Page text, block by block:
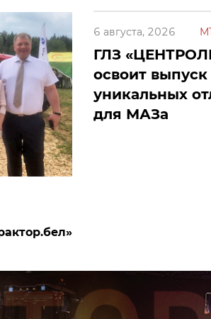
6 августа, 2026
ГЛЗ
освоит выпуск
уникальных
для МАЗа